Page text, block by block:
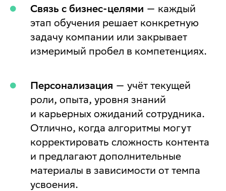
Связь с бизнес-целями — каждый
этап обучения решает конкретную
задачу компании или закрывает
измеримый пробел в компетенциях.
Персонализация — учёт текущей
роли, опыта, уровня знаний
и карьерных ожиданий сотрудника.
Отлично, когда алгоритмы могут
корректировать сложность контента
и предлагают дополнительные
материалы в зависимости от темпа
усвоения.